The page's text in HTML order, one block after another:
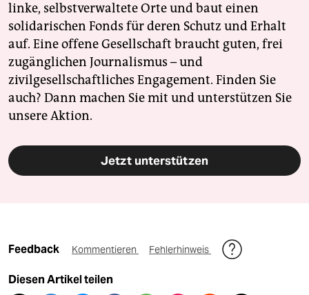
linke, selbstverwaltete Orte und baut einen
solidarischen Fonds für deren Schutz und Erhalt
auf. Eine offene Gesellschaft braucht guten, frei
zugänglichen Journalismus – und
zivilgesellschaftliches Engagement. Finden Sie
auch? Dann machen Sie mit und unterstützen Sie
unsere Aktion.
Jetzt unterstützen
Feedback Kommentieren Fehlerhinweis
Diesen Artikel teilen